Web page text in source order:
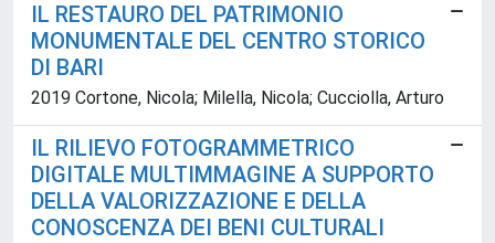
IL RESTAURO DEL PATRIMONIO
MONUMENTALE DEL CENTRO STORICO
DI BARI
2019 Cortone, Nicola; Milella, Nicola; Cucciolla, Arturo
IL RILIEVO FOTOGRAMMETRICO
DIGITALE MULTIMMAGINE A SUPPORTO
DELLA VALORIZZAZIONE E DELLA
CONOSCENZA DEI BENI CULTURALI